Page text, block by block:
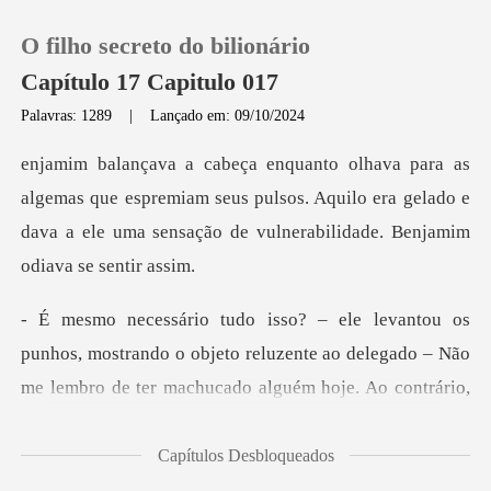
0
Loja
Sair
O filho secreto do bilionário
Capítulo 17 Capitulo 017
Palavras: 1289 |Lançado em: 09/10/2024
e espremiam seus pulsos. Aquilo era gelado e
dava a ele uma s
s, mostrando o objeto reluzente ao delegado – Não
me le
Capítulos Desbloqueados